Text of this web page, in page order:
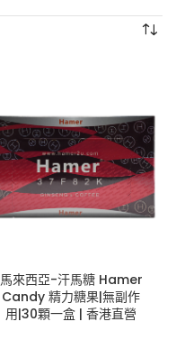
馬來西亞-汗馬糖 Hamer
Candy 精力糖果|無副作
用|30顆一盒 | 香港直營